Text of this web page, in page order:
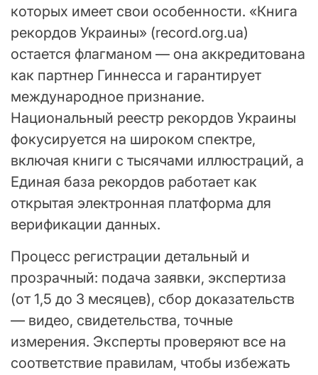
которых имеет свои особенности. «Книга
рекордов Украины» (record.org.ua)
остается флагманом — она аккредитована
как партнер Гиннесса и гарантирует
международное признание.
Национальный реестр рекордов Украины
фокусируется на широком спектре,
включая книги с тысячами иллюстраций, а
Единая база рекордов работает как
открытая электронная платформа для
верификации данных.
Процесс регистрации детальный и
прозрачный: подача заявки, экспертиза
(от 1,5 до 3 месяцев), сбор доказательств
— видео, свидетельства, точные
измерения. Эксперты проверяют все на
соответствие правилам, чтобы избежать